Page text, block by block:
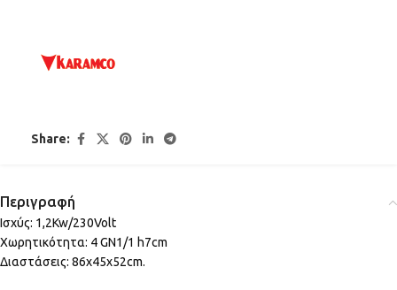
Share:
Περιγραφή
Ισχύς: 1,2Kw/230Volt
Χωρητικότητα: 4 GN1/1 h7cm
Διαστάσεις: 86x45x52cm.